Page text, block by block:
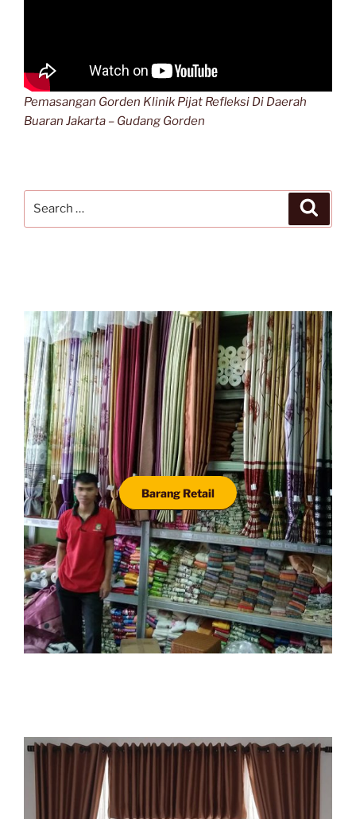
Pemasangan Gorden Klinik Pijat Refleksi Di Daerah
Buaran Jakarta – Gudang Gorden
Barang Retail